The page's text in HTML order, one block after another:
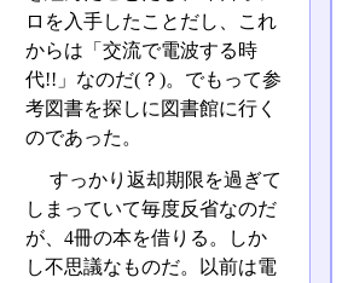
ロを入手したことだし、これ
からは「交流で電波する時
代!!」なのだ(？)。でもって参
考図書を探しに図書館に行く
のであった。
すっかり返却期限を過ぎて
しまっていて毎度反省なのだ
が、4冊の本を借りる。しか
し不思議なものだ。以前は電